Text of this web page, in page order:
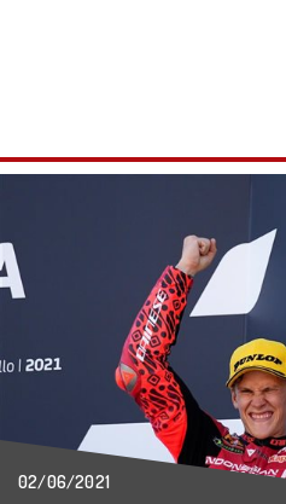
02/06/2021